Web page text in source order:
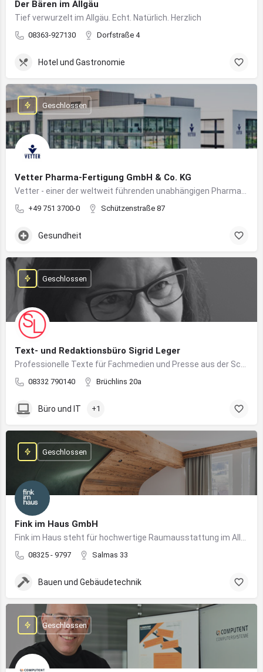
Der Bären im Allgäu
Tief verwurzelt im Allgäu. Echt. Natürlich. Herzlich
08363-927130 Dorfstraße 4
Hotel und Gastronomie
Vetter Pharma-Fertigung GmbH & Co. KG
+49 751 3700-0 Schützenstraße 87
Geschlossen
Gesundheit
Text- und Redaktionsbüro Sigrid Leger
08332 790140 Brüchlins 20a
Geschlossen
Büro und IT +1
Fink im Haus GmbH
08325 - 9797 Salmas 33
Geschlossen
Bauen und Gebäudetechnik
Geschlossen